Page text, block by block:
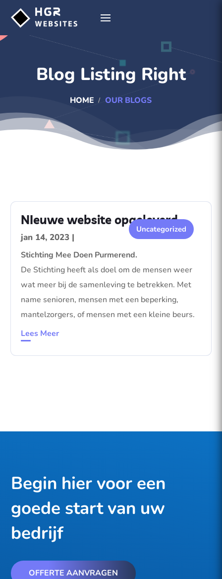
Blog Listing Right
HOME OUR BLOGS
NIeuwe website opgeleverd
jan 14, 2023 |
Uncategorized
Stichting Mee Doen Purmerend.
De Stichting heeft als doel om de mensen weer
wat meer bij de samenleving te betrekken. Met
name senioren, mensen met een beperking,
mantelzorgers, of mensen met een kleine beurs.
Lees Meer
Begin hier voor een
goede start van uw
bedrijf
OFFERTE AANVRAGEN